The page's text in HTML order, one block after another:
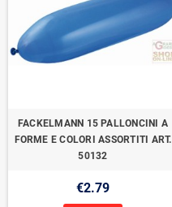
FACKELMANN 15 PALLONCINI A
FORME E COLORI ASSORTITI ART.
50132
€2.79